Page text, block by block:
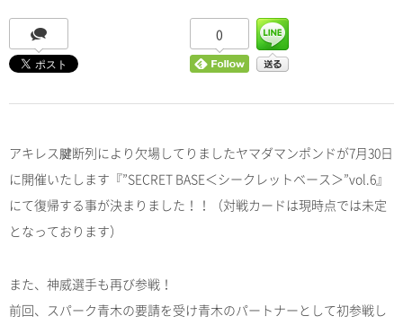
0
アキレス腱断列により欠場してりましたヤマダマンポンドが7月30日
に開催いたします『”SECRET BASE＜シークレットベース＞”vol.6』
にて復帰する事が決まりました！！（対戦カードは現時点では未定
となっております）
また、神威選手も再び参戦！
前回、スパーク青木の要請を受け青木のパートナーとして初参戦し